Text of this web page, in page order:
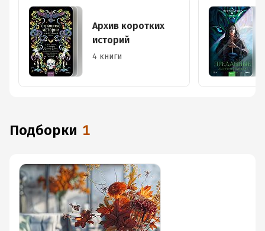
Архив коротких
историй
4 книги
Подборки 1